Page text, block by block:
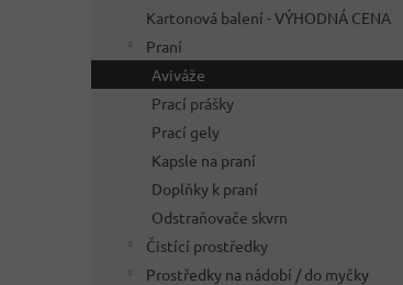
Kartonová balení - VÝHODNÁ CENA
Praní
Aviváže
Prací prášky
Prací gely
Kapsle na praní
Doplňky k praní
Odstraňovače skvrn
Čistící prostředky
Prostředky na nádobí / do myčky